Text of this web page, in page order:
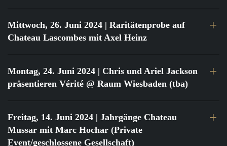
Mittwoch, 26. Juni 2024 | Raritätenprobe auf
Chateau Lascombes mit Axel Heinz
Montag, 24. Juni 2024 | Chris und Ariel Jackson
präsentieren Vérité @ Raum Wiesbaden (tba)
Freitag, 14. Juni 2024 | Jahrgänge Chateau
Mussar mit Marc Hochar (Private
Event/geschlossene Gesellschaft)